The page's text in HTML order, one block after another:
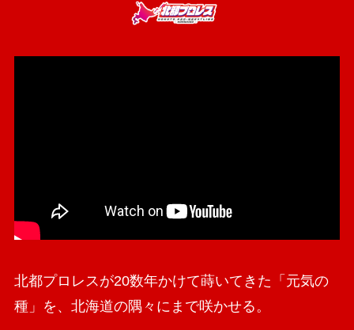
北都プロレスが20数年かけて蒔いてきた「元気の
種」を、北海道の隅々にまで咲かせる。